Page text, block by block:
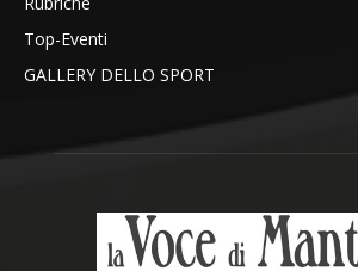
Top-Eventi
GALLERY DELLO SPORT